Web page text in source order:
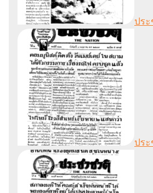
ปร
ปร